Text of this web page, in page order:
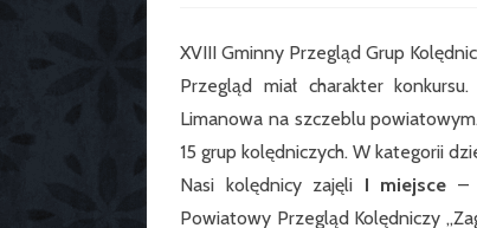
XVIII Gminny Przegląd Grup
Przegląd miał charakter
Limanowa na szczeblu
15 grup kolędniczych. W kategorii
Nasi kolędnicy zajęli I miejsce –
Powiatowy Przegląd Kolędniczy